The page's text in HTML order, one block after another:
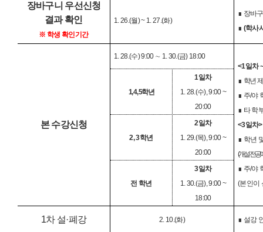
장바구니 우선신청
결과 확인
※ 학생 확인기간
1. 26.(월) ~ 1. 27.(화)
∎ 장바
∎ (학사
본 수강신청
1. 28.(수) 9:00 ∼ 1. 30.(금) 18:00
<1일차
∎ 학년
∎ 주/야
∎ 타 학
<3일차>
∎ 학년
(개설전공
∎ 주/야
(본인이
1, 4, 5학년
1일차
1. 28.(수), 9:00 ~
20:00
2, 3학년
2일차
1. 29.(목), 9:00 ~
20:00
전 학년
3일차
1. 30.(금), 9:00 ~
18:00
1차 설·폐강 2. 10.(화) ∎ 설강